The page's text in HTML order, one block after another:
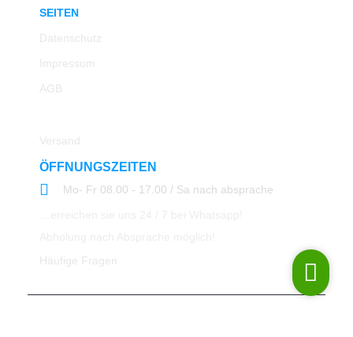
SEITEN
Datenschutz
Impressum
AGB
Versand
ÖFFNUNGSZEITEN
Mo- Fr 08.00 - 17.00 / Sa nach absprache
Häufige Fragen